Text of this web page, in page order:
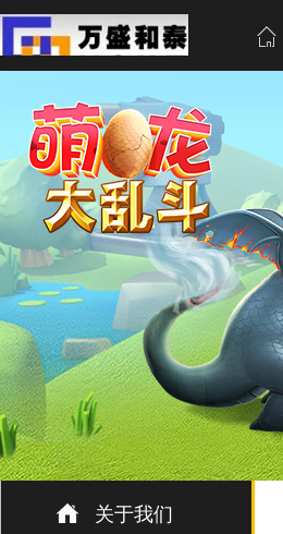
关于我们